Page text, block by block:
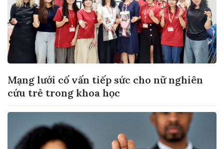
Mạng lưới cố vấn tiếp sức cho nữ nghiên
cứu trẻ trong khoa học